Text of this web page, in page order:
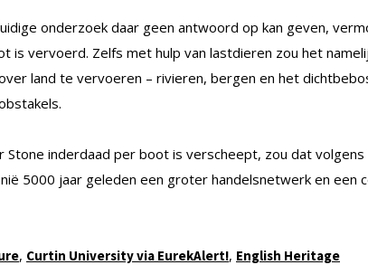
onderzoek daar geen antwoord op kan geven,
is vervoerd. Zelfs met hulp van lastdieren zou het
land te vervoeren – rivieren, bergen en het
Stone inderdaad per boot is verscheept, zou dat
5000 jaar geleden een groter handelsnetwerk en een
, Curtin University via EurekAlert!, English Heritage